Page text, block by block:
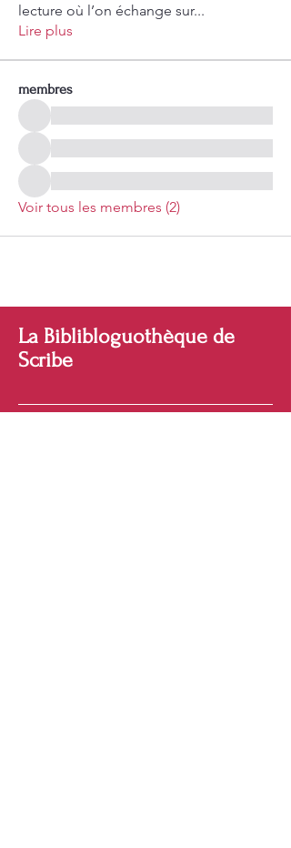
lecture où l’on échange sur...
Lire plus
membres
Voir tous les membres (2)
La Biblibloguothèque de
Scribe